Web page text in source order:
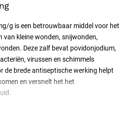
Nee
g is een betrouwbaar middel voor het
van kleine wonden, snijwonden,
Deze zalf bevat povidonjodium,
virussen en schimmels
de brede antiseptische werking helpt
en versnelt het het